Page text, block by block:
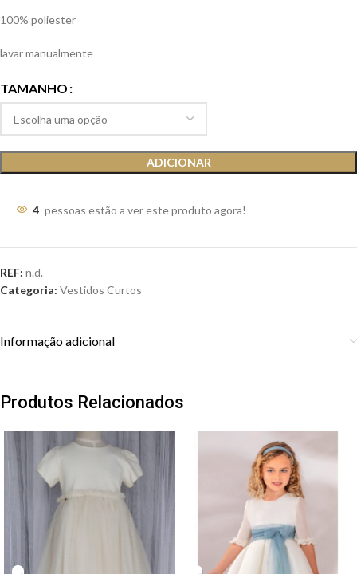
100% poliester
lavar manualmente
TAMANHO
ADICIONAR
4 pessoas estão a ver este produto agora!
REF: n.d.
Categoria: Vestidos Curtos
Informação adicional
Produtos Relacionados